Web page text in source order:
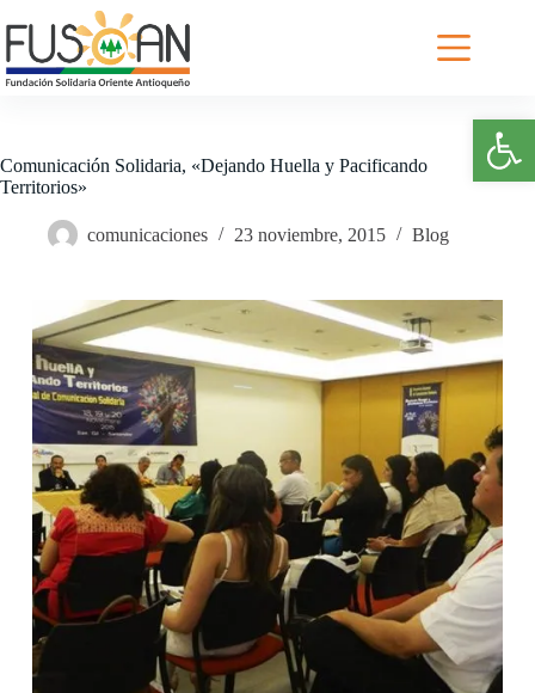
Abrir barra de herramientas
al
contenido
Comunicación Solidaria, «Dejando Huella y Pacificando
Territorios»
comunicaciones 23 noviembre, 2015 Blog